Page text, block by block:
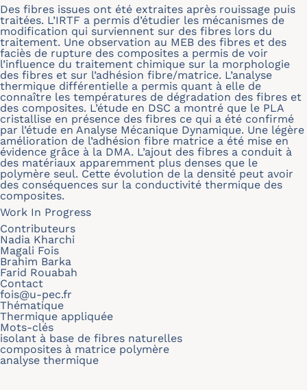
Des fibres issues ont été extraites après rouissage puis
traitées. L’IRTF a permis d’étudier les mécanismes de
modification qui surviennent sur des fibres lors du
traitement. Une observation au MEB des fibres et des
faciès de rupture des composites a permis de voir
l’influence du traitement chimique sur la morphologie
des fibres et sur l’adhésion fibre/matrice. L’analyse
thermique différentielle a permis quant à elle de
connaître les températures de dégradation des fibres et
des composites. L’étude en DSC a montré que le PLA
cristallise en présence des fibres ce qui a été confirmé
par l’étude en Analyse Mécanique Dynamique. Une légère
amélioration de l’adhésion fibre matrice a été mise en
évidence grâce à la DMA. L’ajout des fibres a conduit à
des matériaux apparemment plus denses que le
polymère seul. Cette évolution de la densité peut avoir
des conséquences sur la conductivité thermique des
composites.
Work In Progress
Contributeurs
Nadia Kharchi
Magali Fois
Brahim Barka
Farid Rouabah
Contact
fois@u-pec.fr
Thématique
Thermique appliquée
Mots-clés
isolant à base de fibres naturelles
composites à matrice polymère
analyse thermique